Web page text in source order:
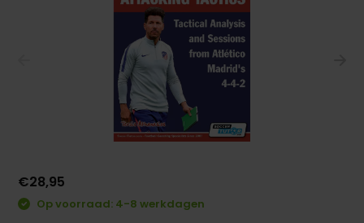
€28,95
Op voorraad: 4-8 werkdagen